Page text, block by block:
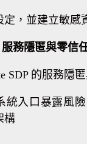
定，並建立敏感
服務隱匿與零信
SDP 的服務隱
統入口暴露風
構